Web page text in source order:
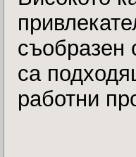
съобразен
са
работни